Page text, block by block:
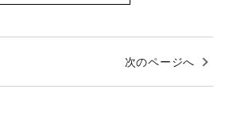
次のページへ